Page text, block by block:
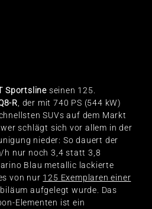
Sportsline seinen 125.
R , der mit 740 PS (544 kW)
SUVs auf dem Markt
schlägt sich vor allem in der
nieder: So dauert der
h nur noch 3,4 statt 3,8
Blau metallic lackierte
von nur 125 Exemplaren einer
aufgelegt wurde. Das
Elementen ist ein